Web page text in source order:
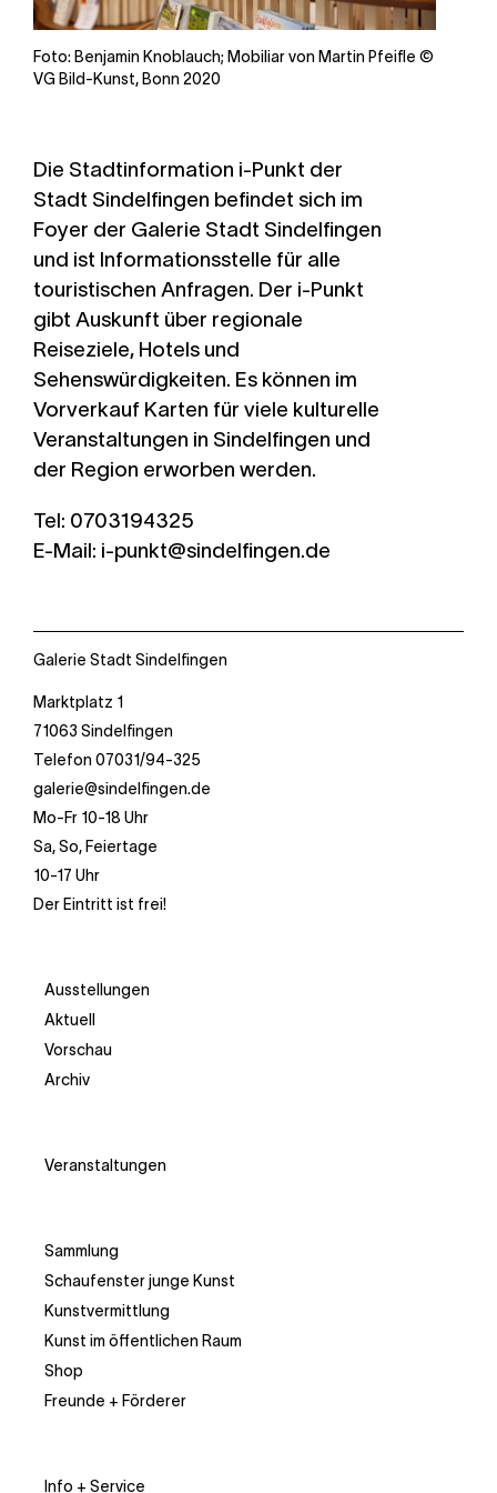
Foto: Benjamin Knoblauch; Mobiliar von Martin Pfeifle ©
VG Bild-Kunst, Bonn 2020
Die Stadtinformation i-Punkt der
Stadt Sindelfingen befindet sich im
Foyer der Galerie Stadt Sindelfingen
und ist Informationsstelle für alle
touristischen Anfragen. Der i-Punkt
gibt Auskunft über regionale
Reiseziele, Hotels und
Sehenswürdigkeiten. Es können im
Vorverkauf Karten für viele kulturelle
Veranstaltungen in Sindelfingen und
der Region erworben werden.
Tel: 0703194325
E-Mail: i-punkt@sindelfingen.de
Galerie Stadt Sindelfingen
Marktplatz 1
71063 Sindelfingen
Telefon 07031/94-325
galerie@sindelfingen.de
Mo-Fr 10-18 Uhr
Sa, So, Feiertage
10-17 Uhr
Der Eintritt ist frei!
Ausstellungen
Aktuell
Vorschau
Archiv
Veranstaltungen
Sammlung
Schaufenster junge Kunst
Kunstvermittlung
Kunst im öffentlichen Raum
Shop
Freunde + Förderer
Info + Service